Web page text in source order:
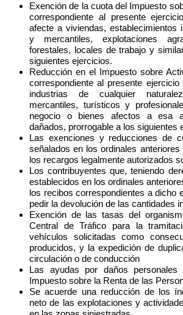
Exención de la cuota del Impuesto
correspondiente al presente
afecte a viviendas, establecimientos
y mercantiles, explotaciones
forestales, locales de trabajo y
siguientes ejercicios.
Reducción en el Impuesto sobre
correspondiente al presente
industrias de cualquier
mercantiles, turísticos y
negocio o bienes afectos a esa
dañados, prorrogable a los siguientes
Las exenciones y reducciones de
señalados en los ordinales
los recargos legalmente autorizados
Los contribuyentes que, teniendo
establecidos en los ordinales
los recibos correspondientes a dicho
pedir la devolución de las cantidades
Exención de las tasas del
Central de Tráfico para la
vehículos solicitadas como
producidos, y la expedición de
circulación o de conducción
Las ayudas por daños personales
Impuesto sobre la Renta de las
Se acuerde una reducción de los
neto de las explotaciones y